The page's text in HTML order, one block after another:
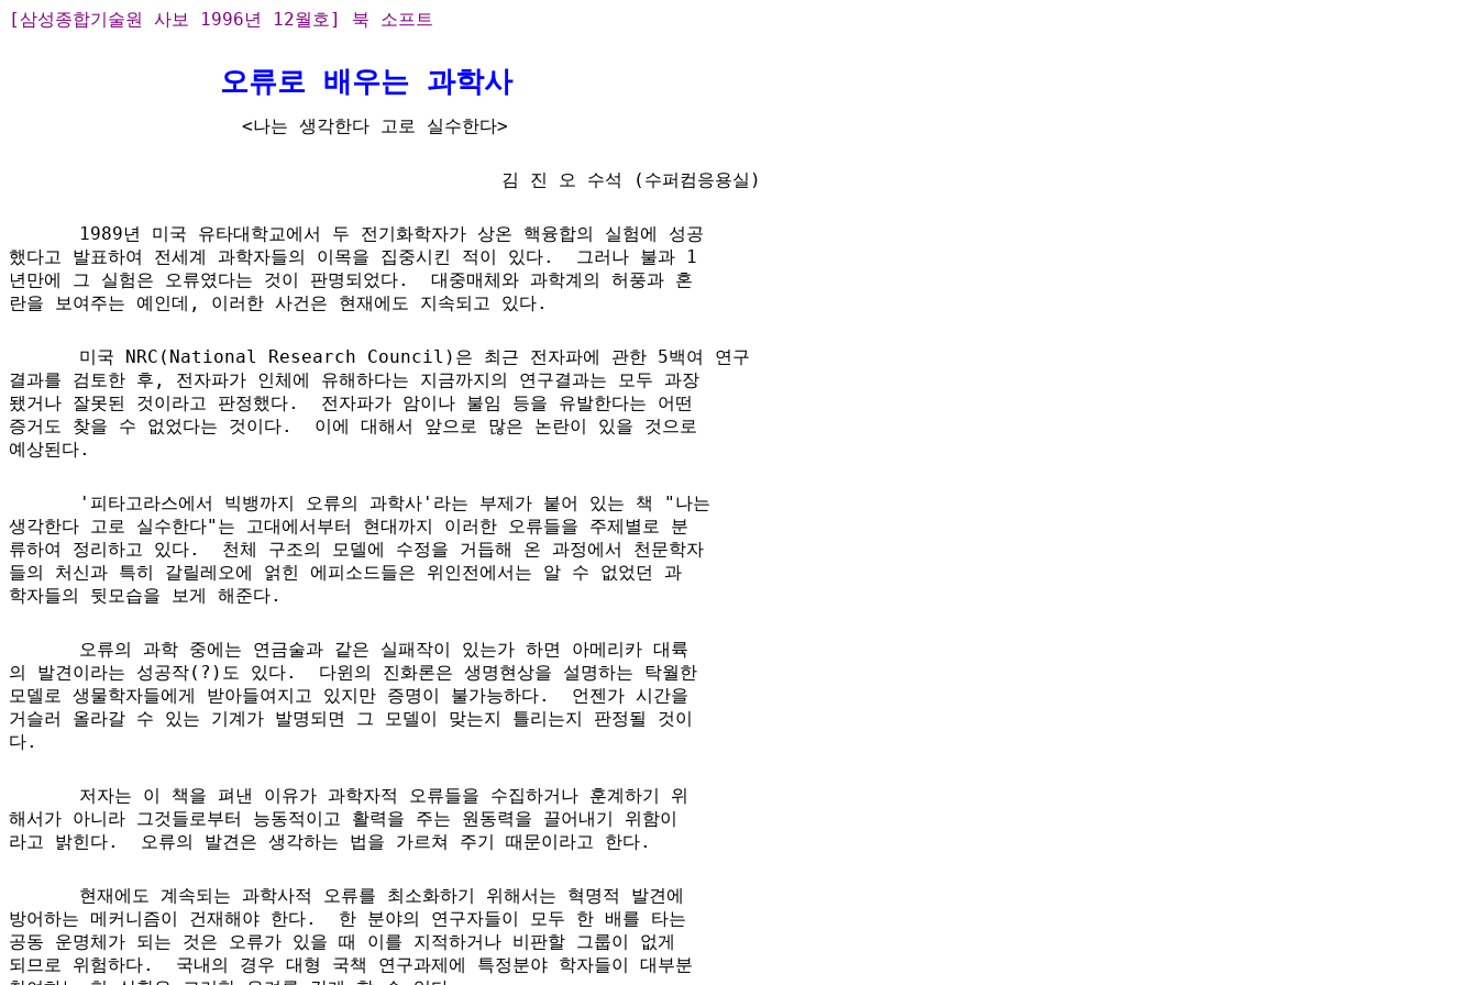
[삼성종합기술원 사보 1996년 12월호] 북 소프트
오류로 배우는 과학사
  <나는 생각한다 고로 실수한다>
김 진 오 수석 (수퍼컴응용실)
1989년 미국 유타대학교에서 두 전기화학자가 상온 핵융합의 실험에 성공
했다고 발표하여 전세계 과학자들의 이목을 집중시킨 적이 있다.  그러나 불과 1
년만에 그 실험은 오류였다는 것이 판명되었다.  대중매체와 과학계의 허풍과 혼
란을 보여주는 예인데, 이러한 사건은 현재에도 지속되고 있다.
미국 NRC(National Research Council)은 최근 전자파에 관한 5백여 연구
결과를 검토한 후, 전자파가 인체에 유해하다는 지금까지의 연구결과는 모두 과장
됐거나 잘못된 것이라고 판정했다.  전자파가 암이나 불임 등을 유발한다는 어떤
증거도 찾을 수 없었다는 것이다.  이에 대해서 앞으로 많은 논란이 있을 것으로
예상된다.
'피타고라스에서 빅뱅까지 오류의 과학사'라는 부제가 붙어 있는 책 "나는
생각한다 고로 실수한다"는 고대에서부터 현대까지 이러한 오류들을 주제별로 분
류하여 정리하고 있다.  천체 구조의 모델에 수정을 거듭해 온 과정에서 천문학자
들의 처신과 특히 갈릴레오에 얽힌 에피소드들은 위인전에서는 알 수 없었던 과
학자들의 뒷모습을 보게 해준다.
오류의 과학 중에는 연금술과 같은 실패작이 있는가 하면 아메리카 대륙
의 발견이라는 성공작(?)도 있다.  다윈의 진화론은 생명현상을 설명하는 탁월한
모델로 생물학자들에게 받아들여지고 있지만 증명이 불가능하다.  언젠가 시간을
거슬러 올라갈 수 있는 기계가 발명되면 그 모델이 맞는지 틀리는지 판정될 것이
다.
저자는 이 책을 펴낸 이유가 과학자적 오류들을 수집하거나 훈계하기 위
해서가 아니라 그것들로부터 능동적이고 활력을 주는 원동력을 끌어내기 위함이
라고 밝힌다.  오류의 발견은 생각하는 법을 가르쳐 주기 때문이라고 한다.
현재에도 계속되는 과학사적 오류를 최소화하기 위해서는 혁명적 발견에
방어하는 메커니즘이 건재해야 한다.  한 분야의 연구자들이 모두 한 배를 타는
공동 운명체가 되는 것은 오류가 있을 때 이를 지적하거나 비판할 그룹이 없게
되므로 위험하다.  국내의 경우 대형 국책 연구과제에 특정분야 학자들이 대부분